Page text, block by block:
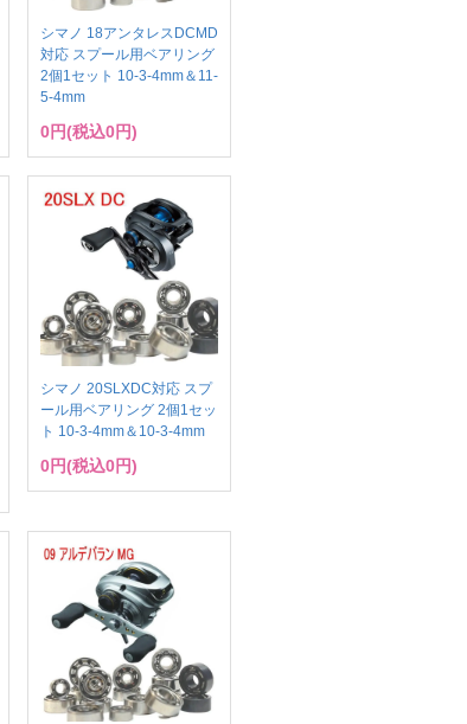
シマノ 18アンタレスDCMD
対応 スプール用ベアリング
2個1セット 10-3-4mm＆11-
5-4mm
0円(税込0円)
シマノ 20SLXDC対応 スプ
ール用ベアリング 2個1セッ
ト 10-3-4mm＆10-3-4mm
0円(税込0円)